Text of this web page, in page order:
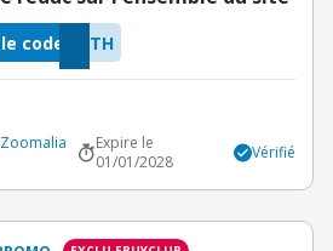
DTH
code
Expire le
01/01/2028
Vérifié